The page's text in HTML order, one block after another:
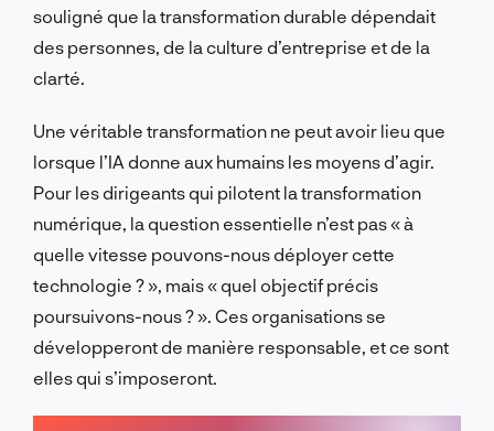
souligné que la transformation durable dépendait
des personnes, de la culture d’entreprise et de la
clarté.
Une véritable transformation ne peut avoir lieu que
lorsque l’IA donne aux humains les moyens d’agir.
Pour les dirigeants qui pilotent la transformation
numérique, la question essentielle n’est pas « à
quelle vitesse pouvons-nous déployer cette
technologie ? », mais « quel objectif précis
poursuivons-nous ? ». Ces organisations se
développeront de manière responsable, et ce sont
elles qui s’imposeront.